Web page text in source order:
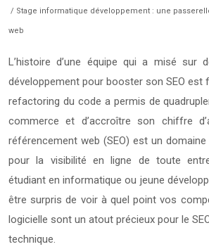
/ Stage informatique développement : une
web
L’histoire d’une équipe qui a misé sur
développement pour booster son SEO est
refactoring du code a permis de
commerce et d’accroître son chiffre
référencement web (SEO) est un
pour la visibilité en ligne de toute
étudiant en informatique ou jeune
être surpris de voir à quel point vos
logicielle sont un atout précieux pour le
technique.